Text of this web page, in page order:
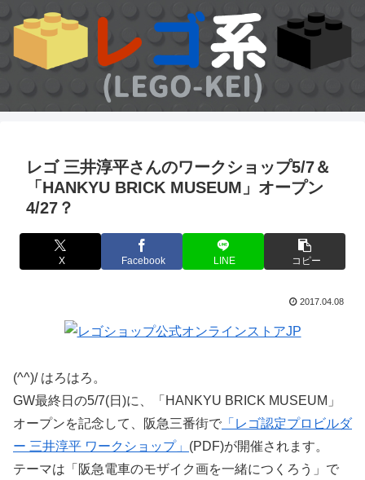
レゴ 三井淳平さんのワークショップ5/7＆
「HANKYU BRICK MUSEUM」オープン
4/27？
X Facebook LINE コピー
2017.04.08
(^^)/ はろはろ。
GW最終日の5/7(日)に、「HANKYU BRICK MUSEUM」
オープンを記念して、阪急三番街で 「レゴ認定プロビルダ
ー 三井淳平 ワークショップ」 (PDF)が開催されます。
テーマは「阪急電車のモザイク画を一緒につくろう」で